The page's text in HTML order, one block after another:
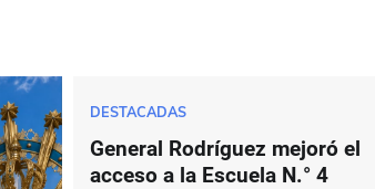
DESTACADAS
General Rodríguez mejoró el
acceso a la Escuela N.° 4